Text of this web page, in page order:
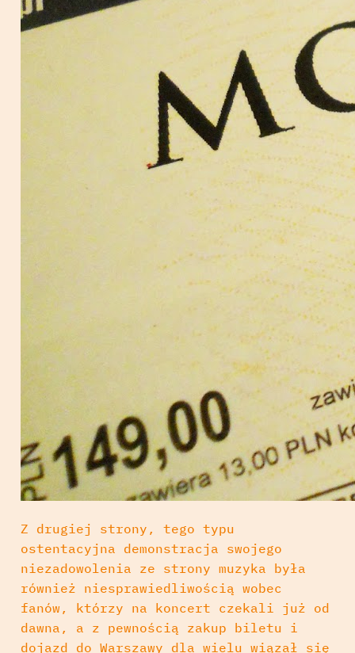
Z drugiej strony, tego typu
ostentacyjna demonstracja swojego
niezadowolenia ze strony muzyka była
również niesprawiedliwością wobec
fanów, którzy na koncert czekali już od
dawna, a z pewnością zakup biletu i
dojazd do Warszawy dla wielu wiązał się